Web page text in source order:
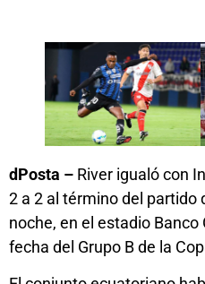
dPosta – River igualó con
2 a 2 al término del partido
noche, en el estadio
fecha del Grupo B de la